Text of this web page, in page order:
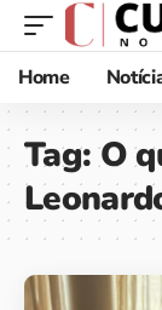
Home
Tag:O